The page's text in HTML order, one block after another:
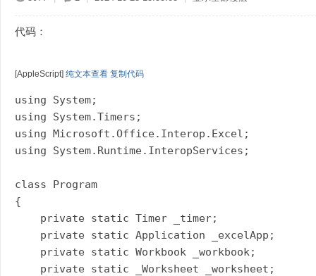
代码：
[AppleScript] 纯文本查看 复制代码
using System;
using System.Timers;
using Microsoft.Office.Interop.Excel;
using System.Runtime.InteropServices;
class Program
{
    private static Timer _timer;
    private static Application _excelApp;
    private static Workbook _workbook;
    private static _Worksheet _worksheet;